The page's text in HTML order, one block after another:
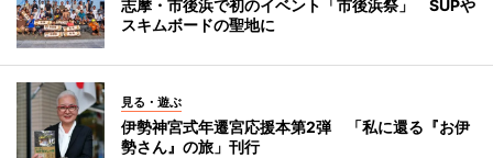
志摩・市後浜で初のイベント「市後浜祭」 SUPや
スキムボードの聖地に
見る・遊ぶ
伊勢神宮式年遷宮応援本第2弾 「私に還る『お伊
勢さん』の旅」刊行